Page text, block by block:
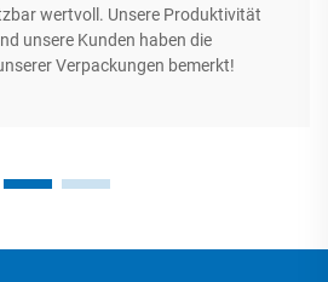
wertvoll. Unsere Produktivität
unsere Kunden haben die
Verpackungen bemerkt!